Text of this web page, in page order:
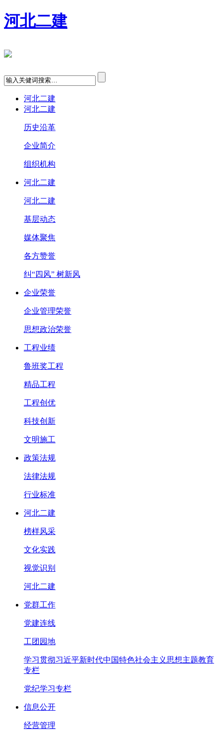
河北二建
河北二建
河北二建
历史沿革
企业简介
组织机构
河北二建
河北二建
基层动态
媒体聚焦
各方赞誉
纠“四风” 树新风
企业荣誉
企业管理荣誉
思想政治荣誉
工程业绩
鲁班奖工程
精品工程
工程创优
科技创新
文明施工
政策法规
法律法规
行业标准
河北二建
榜样风采
文化实践
视觉识别
河北二建
党群工作
党建连线
工团园地
学习贯彻习近平新时代中国特色社会主义思想主题教育
专栏
党纪学习专栏
信息公开
经营管理